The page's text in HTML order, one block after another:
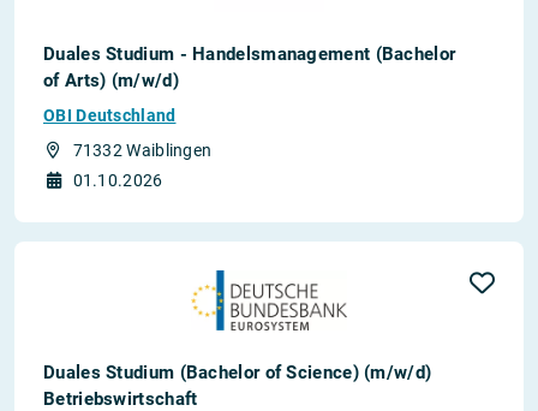
Duales Studium - Handelsmanagement (Bachelor
of Arts) (m/w/d)
OBI Deutschland
71332 Waiblingen
01.10.2026
Duales Studium (Bachelor of Science) (m/w/d)
Betriebswirtschaft